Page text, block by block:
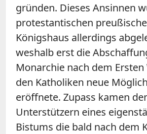
gründen. Dieses Ansinnen
protestantischen
Königshaus allerdings
weshalb erst die
Monarchie nach dem
den Katholiken neue
eröffnete. Zupass kamen
Unterstützern eines
Bistums die bald nach dem